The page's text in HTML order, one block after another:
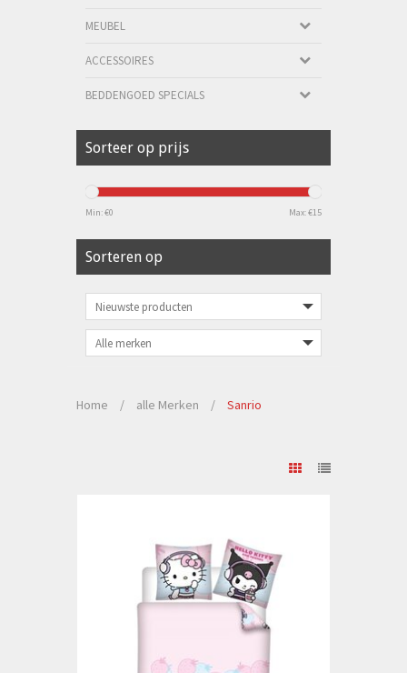
MEUBEL
ACCESSOIRES
BEDDENGOED SPECIALS
Sorteer op prijs
Min: €0 Max: €15
Sorteren op
Home / alle Merken / Sanrio